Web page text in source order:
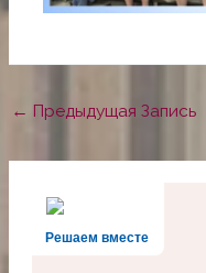
← Предыдущая Запись
Решаем вместе